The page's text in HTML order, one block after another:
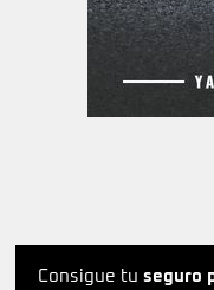
Consigue tu seguro